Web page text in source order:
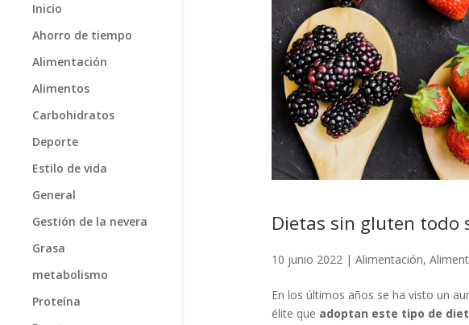
Inicio
Ahorro de tiempo
Alimentación
Alimentos
Carbohidratos
Deporte
Estilo de vida
General
Gestión de la nevera
Grasa
metabolismo
Proteína
Dietas sin gluten todo
10 junio 2022| Alimentación,
En los últimos años se ha visto un
élite que adoptan este tipo de